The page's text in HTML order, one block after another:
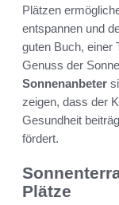
Plätzen
entspannen und
guten Buch, einer
Genuss der
Sonnenanbeter
zeigen, dass der
Gesundheit
fördert.
Plätze